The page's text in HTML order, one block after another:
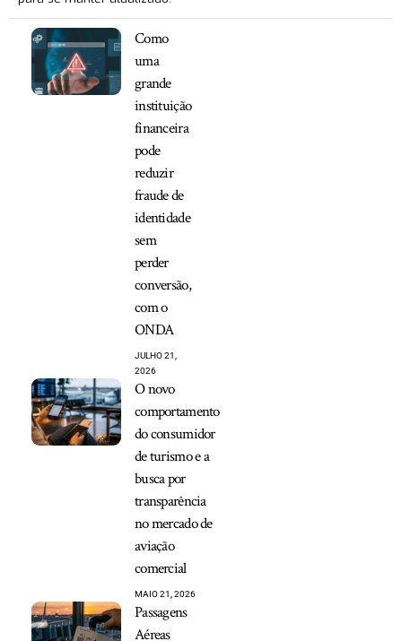
Como
uma
grande
instituição
financeira
pode
reduzir
fraude de
identidade
sem
perder
conversão,
com o
ONDA
JULHO 21,
2026
O novo
comportamento
do consumidor
de turismo e a
busca por
transparência
no mercado de
aviação
comercial
MAIO 21, 2026
Passagens
Aéreas